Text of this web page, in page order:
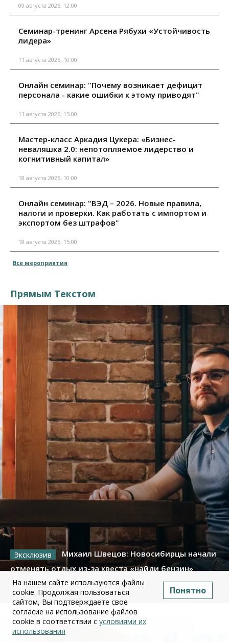
09 августа 2026, 12:00
Семинар-тренинг Арсена Рябухи «Устойчивость
лидера»
11 августа 2026, 10:00
Онлайн семинар: "Почему возникает дефицит
персонала - какие ошибки к этому приводят"
11 августа 2026, 15:00
Мастер-класс Аркадия Цукера: «Бизнес-
неваляшка 2.0: непотопляемое лидерство и
когнитивный капитал»
18 августа 2026, 10:00
Онлайн семинар: "ВЭД – 2026. Новые правила,
налоги и проверки. Как работать с импортом и
экспортом без штрафов"
18 августа 2026, 15:00
Все мероприятия
Прямым Текстом
Михаил Швецов: Новосибирцы начали
отменять отдых из-за квеста «найди бензин»
09 июля 2026
На нашем сайте используются файлы
cookie. Продолжая пользоваться
сайтом, Вы подтверждаете свое
согласие на использование файлов
cookie в соответствии с условиями их
использования
Понятно